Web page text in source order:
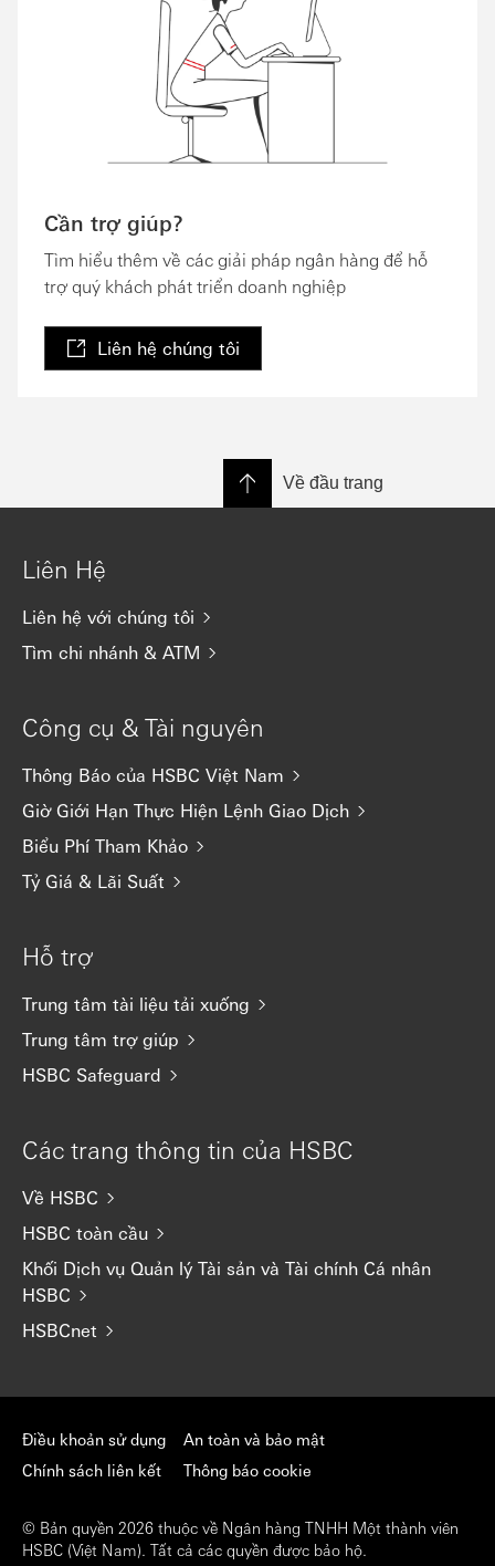
Cần trợ giúp?
Tìm hiểu thêm về các giải pháp ngân hàng để hỗ
trợ quý khách phát triển doanh nghiệp
Liên hệ chúng tôi
Về đầu trang
Liên Hệ
Liên hệ với chúng tôi
Tìm chi nhánh & ATM
Công cụ & Tài nguyên
Thông Báo của HSBC Việt Nam
Giờ Giới Hạn Thực Hiện Lệnh Giao Dịch
Biểu Phí Tham Khảo
Tỷ Giá & Lãi Suất
Hỗ trợ
Trung tâm tài liệu tải xuống
Trung tâm trợ giúp
HSBC Safeguard
Các trang thông tin của HSBC
Về HSBC
HSBC toàn cầu
Khối Dịch vụ Quản lý Tài sản và Tài chính Cá nhân
HSBC
HSBCnet
Điều khoản sử dụng
Chính sách liên kết
An toàn và bảo mật
Thông báo cookie
© Bản quyền 2026 thuộc về Ngân hàng TNHH Một thành viên
HSBC (Việt Nam). Tất cả các quyền được bảo hộ.